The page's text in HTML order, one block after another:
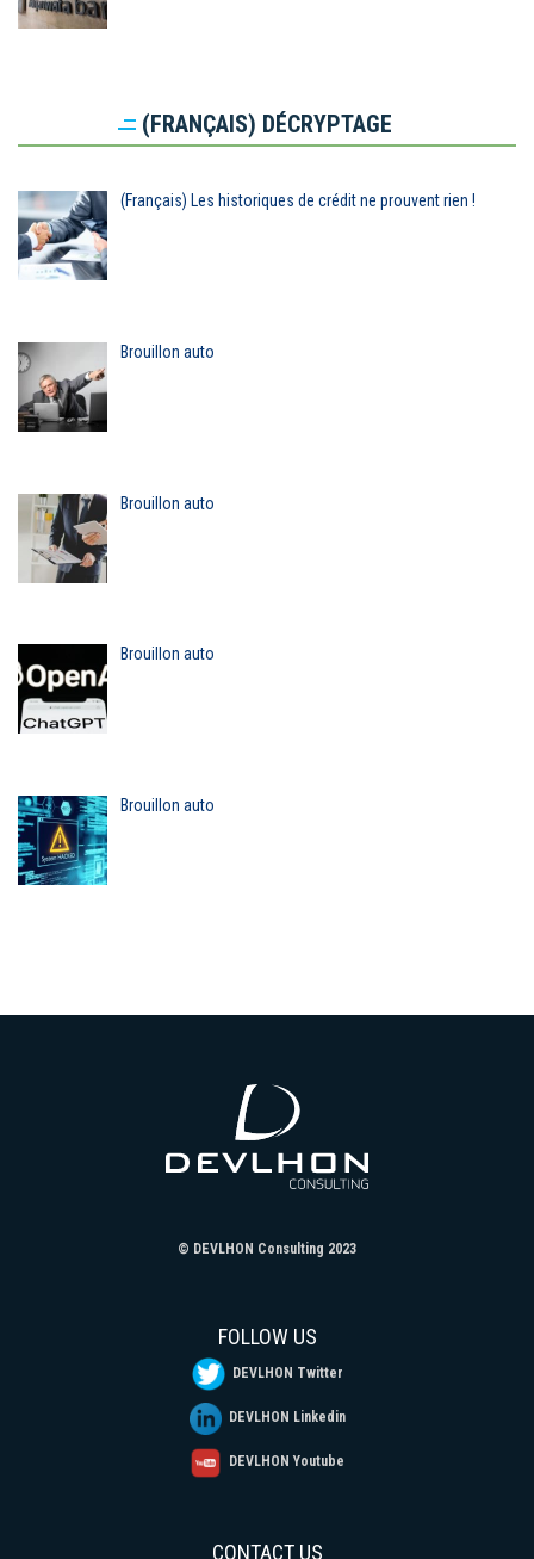
(FRANÇAIS) DÉCRYPTAGE
(Français) Les historiques de crédit ne prouvent rien !
Brouillon auto
Brouillon auto
Brouillon auto
Brouillon auto
© DEVLHON Consulting 2023
FOLLOW US
DEVLHON Twitter
DEVLHON Linkedin
DEVLHON Youtube
CONTACT US